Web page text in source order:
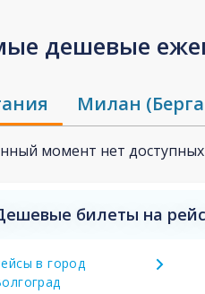
дешевые
Милан
момент нет
билеты на
в город